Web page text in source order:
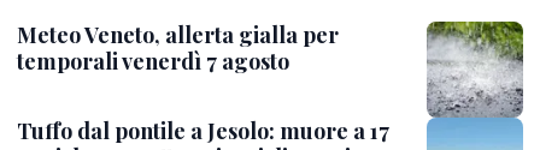
Meteo Veneto, allerta gialla per
temporali venerdì 7 agosto
Tuffo dal pontile a Jesolo: muore a 17